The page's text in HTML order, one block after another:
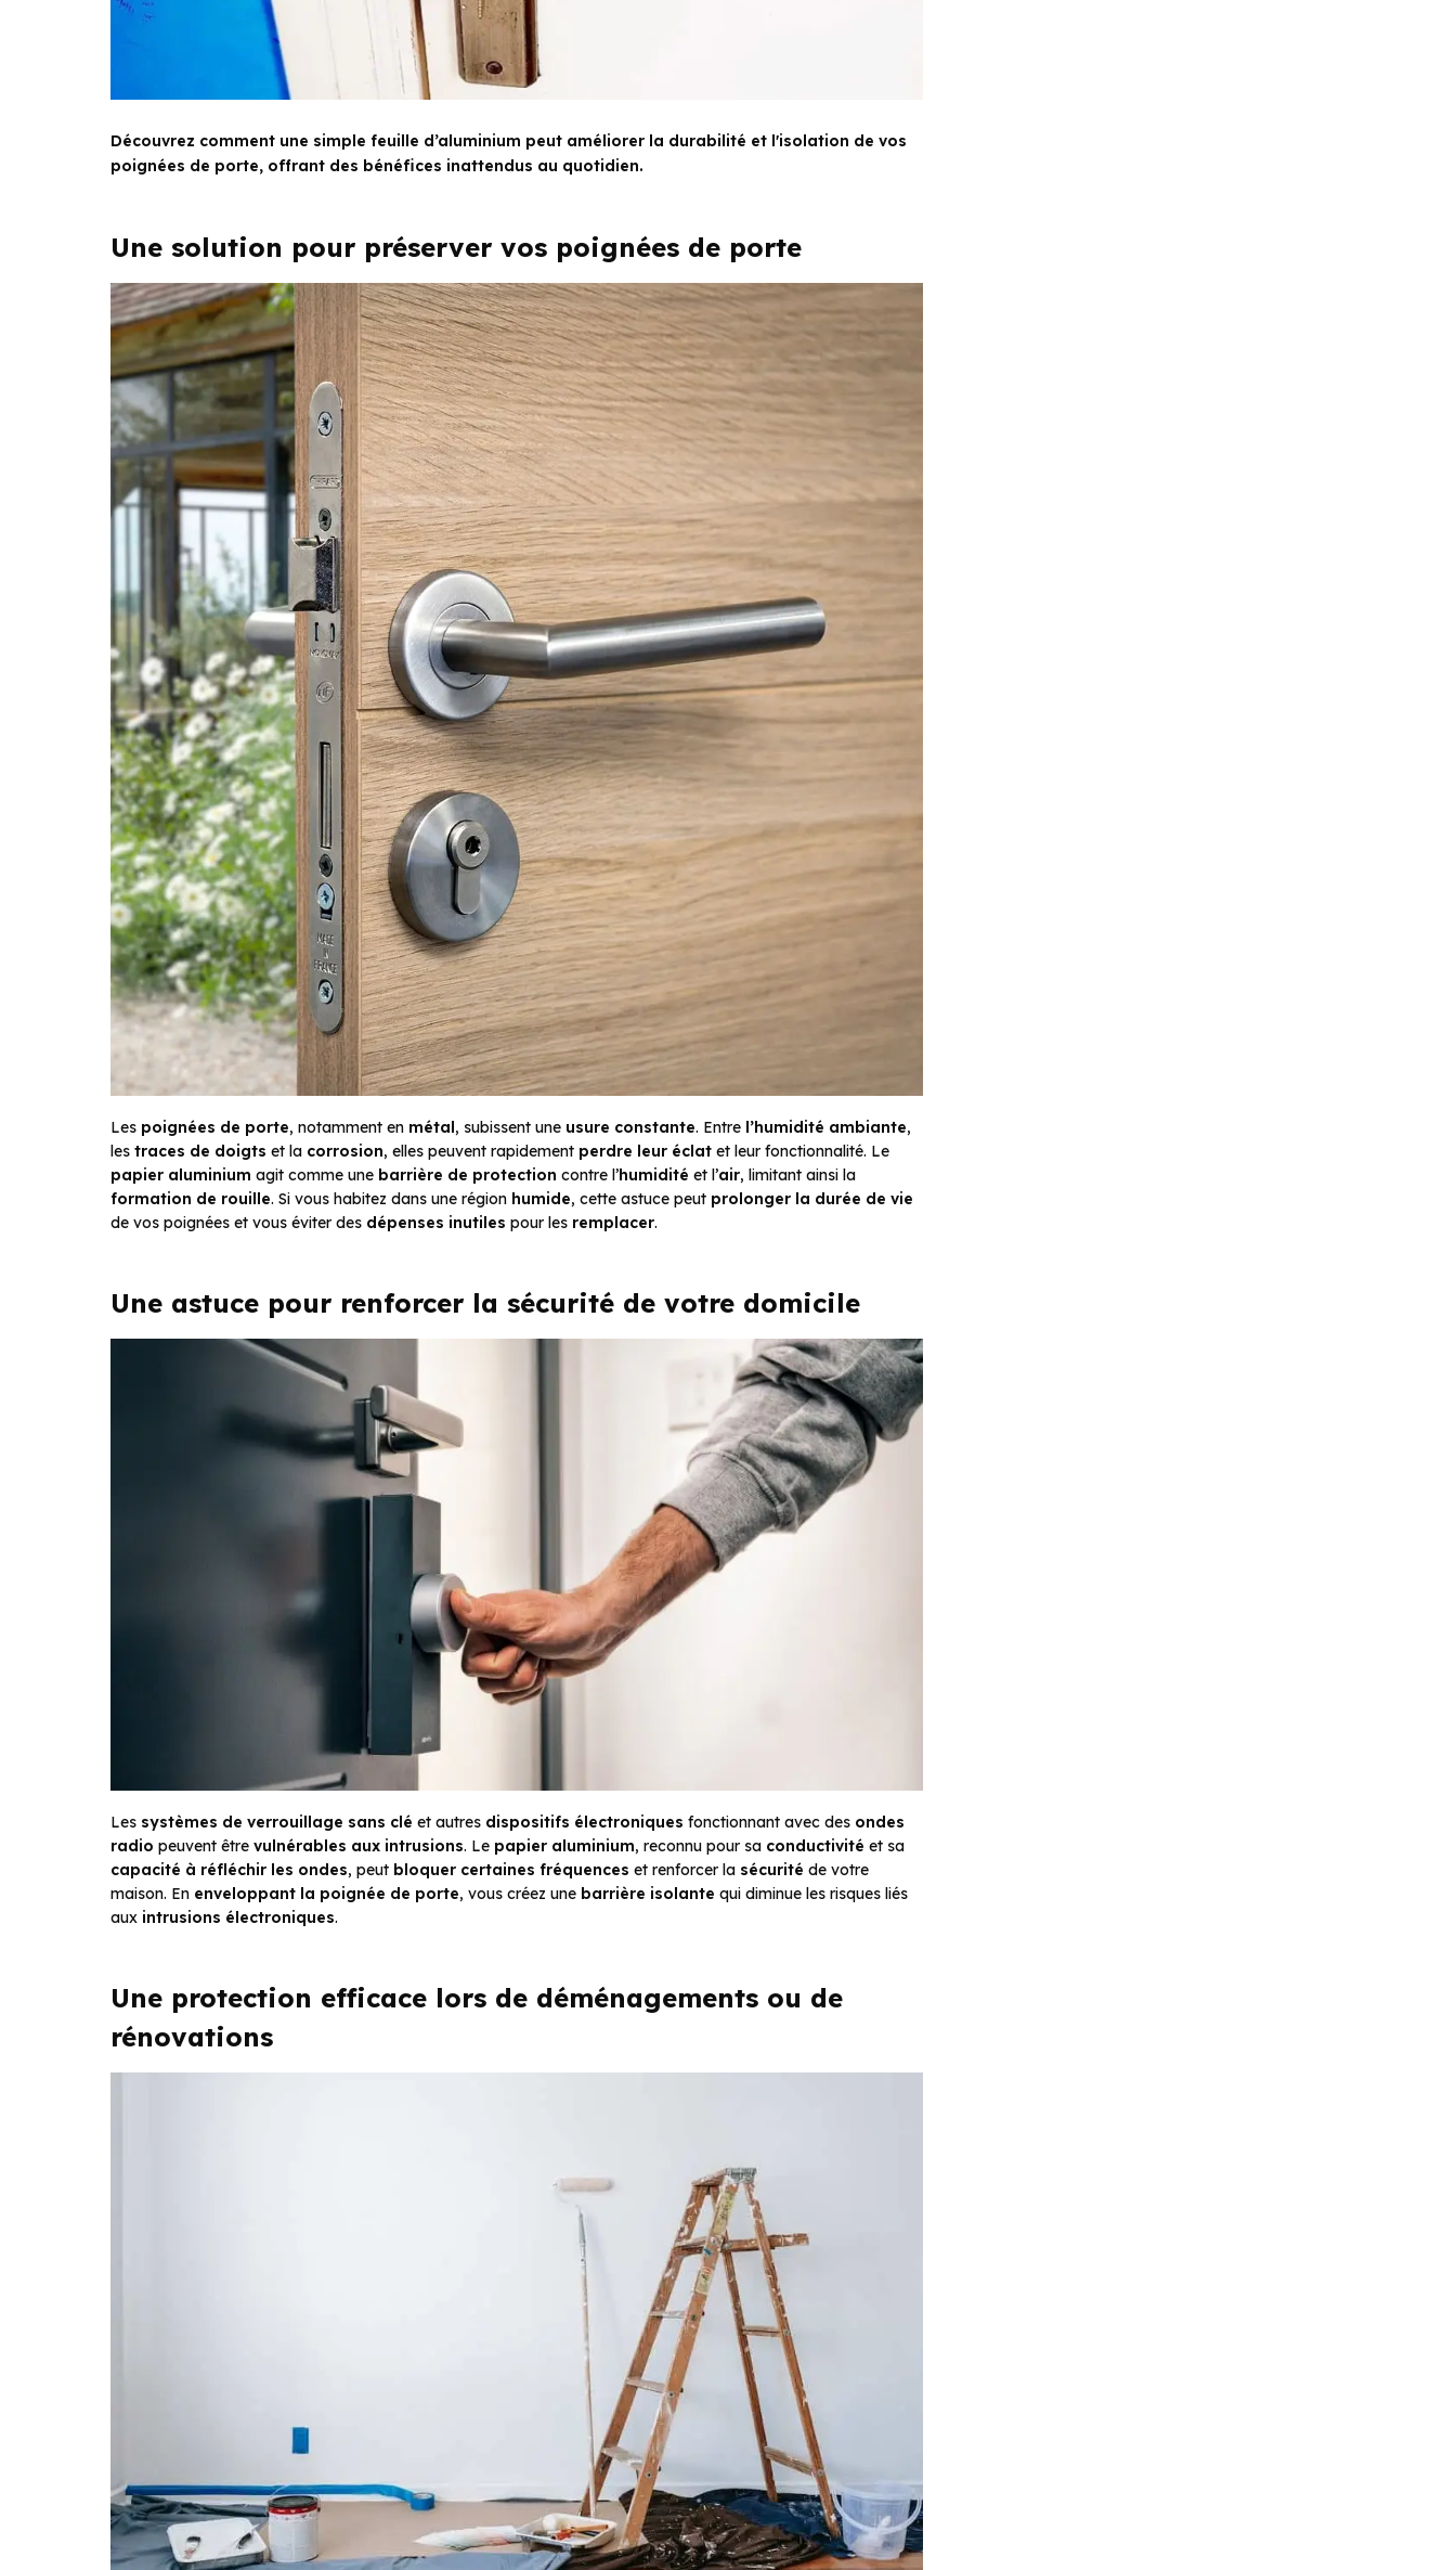
Découvrez comment une simple feuille d’aluminium peut améliorer la durabilité et l'isolation de vos
poignées de porte, offrant des bénéfices inattendus au quotidien.
Une solution pour préserver vos poignées de porte
Les poignées de porte, notamment en métal, subissent une usure constante. Entre l’humidité ambiante,
les traces de doigts et la corrosion, elles peuvent rapidement perdre leur éclat et leur fonctionnalité. Le
papier aluminium agit comme une barrière de protection contre l’humidité et l’air, limitant ainsi la
formation de rouille. Si vous habitez dans une région humide, cette astuce peut prolonger la durée de vie
de vos poignées et vous éviter des dépenses inutiles pour les remplacer.
Une astuce pour renforcer la sécurité de votre domicile
Les systèmes de verrouillage sans clé et autres dispositifs électroniques fonctionnant avec des ondes
radio peuvent être vulnérables aux intrusions. Le papier aluminium, reconnu pour sa conductivité et sa
capacité à réfléchir les ondes, peut bloquer certaines fréquences et renforcer la sécurité de votre
maison. En enveloppant la poignée de porte, vous créez une barrière isolante qui diminue les risques liés
aux intrusions électroniques.
Une protection efficace lors de déménagements ou de
rénovations